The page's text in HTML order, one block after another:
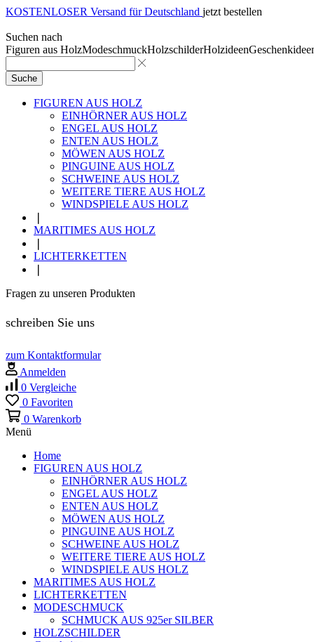
KOSTENLOSER Versand für Deutschland jetzt bestellen
Suchen nach
Figuren aus HolzModeschmuckHolzschilderHolzideen
Suche
FIGUREN AUS HOLZ
EINHÖRNER AUS HOLZ
ENGEL AUS HOLZ
ENTEN AUS HOLZ
MÖWEN AUS HOLZ
PINGUINE AUS HOLZ
SCHWEINE AUS HOLZ
WEITERE TIERE AUS HOLZ
WINDSPIELE AUS HOLZ
MARITIMES AUS HOLZ
LICHTERKETTEN
Fragen zu unseren Produkten
schreiben Sie uns
zum Kontaktformular
Anmelden
0 Vergleiche
0 Favoriten
0 Warenkorb
Menü
Home
FIGUREN AUS HOLZ
EINHÖRNER AUS HOLZ
ENGEL AUS HOLZ
ENTEN AUS HOLZ
MÖWEN AUS HOLZ
PINGUINE AUS HOLZ
SCHWEINE AUS HOLZ
WEITERE TIERE AUS HOLZ
WINDSPIELE AUS HOLZ
MARITIMES AUS HOLZ
LICHTERKETTEN
MODESCHMUCK
SCHMUCK AUS 925er SILBER
HOLZSCHILDER